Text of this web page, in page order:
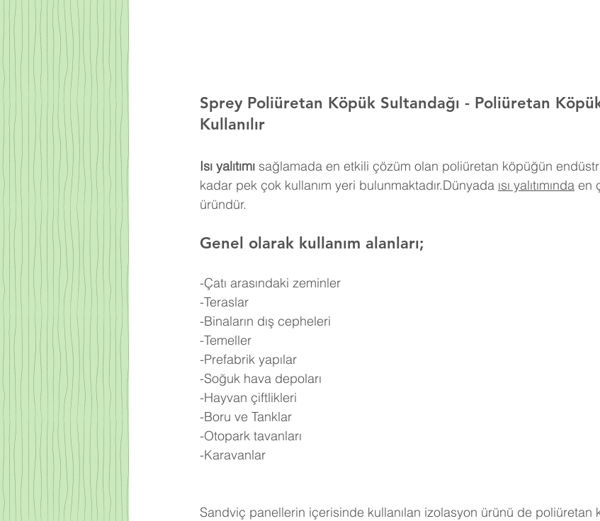
Sprey Poliüretan Köpük Sultandağı - Poliüretan
Kullanılır
Isı yalıtımı sağlamada en etkili çözüm olan poliüretan köpüğün
kadar pek çok kullanım yeri bulunmaktadır.Dünyada ısı yalıtımında en
üründür.
Genel olarak kullanım alanları;
-Çatı arasındaki zeminler
-Teraslar
-Binaların dış cepheleri
-Temeller
-Prefabrik yapılar
-Soğuk hava depoları
-Hayvan çiftlikleri
-Boru ve Tanklar
-Otopark tavanları
-Karavanlar
Sandviç panellerin içerisinde kullanılan izolasyon ürünü de poliüretan